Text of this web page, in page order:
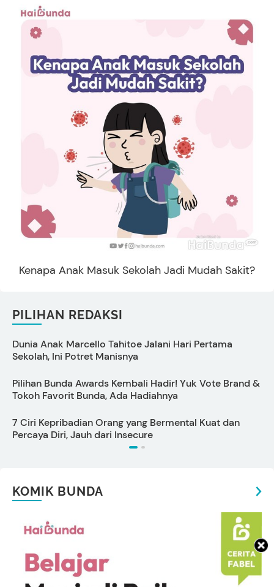
Kenapa Anak Masuk Sekolah Jadi Mudah Sakit?
PILIHAN REDAKSI
Dunia Anak Marcello Tahitoe Jalani Hari Pertama
Sekolah, Ini Potret Manisnya
Pilihan Bunda Awards Kembali Hadir! Yuk Vote Brand &
Tokoh Favorit Bunda, Ada Hadiahnya
7 Ciri Kepribadian Orang yang Bermental Kuat dan
Percaya Diri, Jauh dari Insecure
KOMIK BUNDA